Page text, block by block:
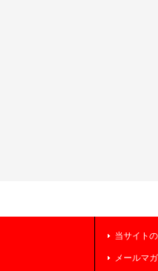
当サイト
メールマ